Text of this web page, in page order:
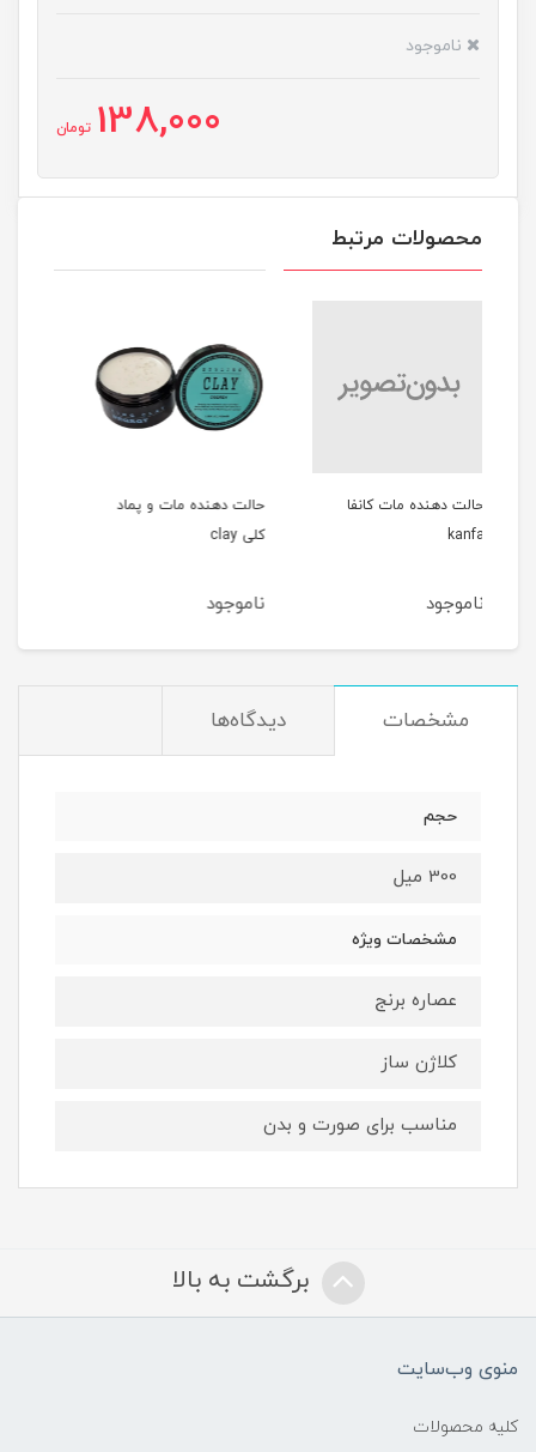
ناموجود
138,000 تومان
محصولات مرتبط
حالت دهنده مات و پماد
ناموجود
GREEN SAPPHIRE
ناموجود
مشخصات دیدگاه‌ها
حجم
300 میل
مشخصات ویژه
عصاره برنج
کلاژن ساز
مناسب برای صورت و بدن
برگشت به بالا
منوی وب‌سایت
کلیه محصولات